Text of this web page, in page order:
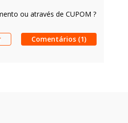
ou através de CUPOM ?
Comentários (1)